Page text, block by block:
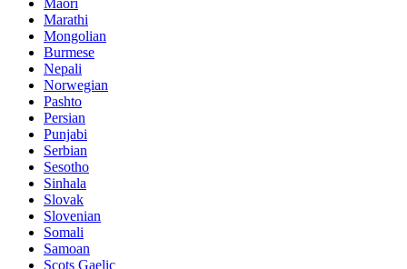
Maori
Marathi
Mongolian
Burmese
Nepali
Norwegian
Pashto
Persian
Punjabi
Serbian
Sesotho
Sinhala
Slovak
Slovenian
Somali
Samoan
Scots Gaelic